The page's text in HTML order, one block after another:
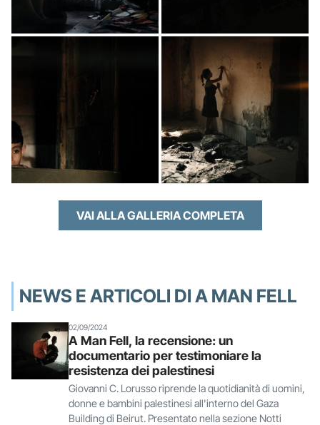
VAI ALLA GALLERIA COMPLETA
NEWS E ARTICOLI DI A MAN FELL
02/09/2024
A Man Fell, la recensione: un
documentario per testimoniare la
resistenza dei palestinesi
Giovanni C. Lorusso riprende la quotidianità di uomini,
donne e bambini palestinesi all'interno del Gaza
Building di Beirut. Presentato nella sezione Notti